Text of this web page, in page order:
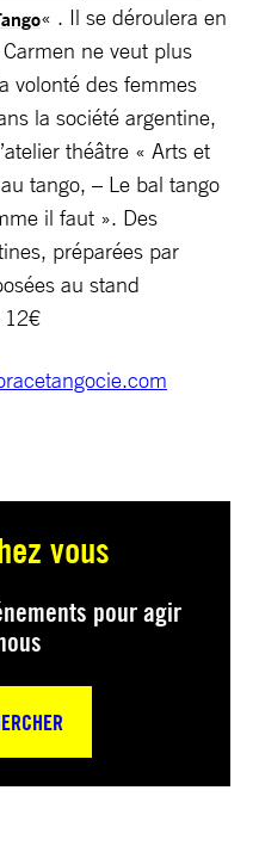
« . Il se déroulera en
ne veut plus
volonté des femmes
la société argentine,
théâtre « Arts et
tango, – Le bal tango
il faut ». Des
préparées par
au stand
12€
vous
pour agir